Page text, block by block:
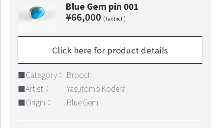
Blue Gem pin 001
¥66,000 (Tax Incl.)
Click here for product details
■Category： Brooch
■Artist：
Yasutomo Kodera
■Origin：
Blue Gem